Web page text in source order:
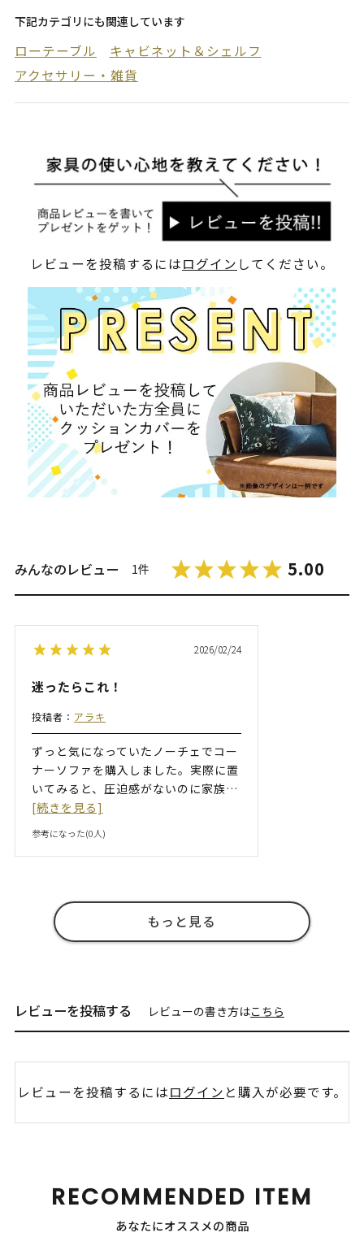
下記カテゴリにも関連しています
ローテーブル
キャビネット＆シェルフ
アクセサリー・雑貨
レビューを投稿するにはログイン してください。
みんなのレビュー 1件 5.00
2026/02/24
迷ったらこれ！
投稿者： アラキ
ずっと気になっていたノーチェでコー
ナーソファを購入しました。実際に置
いてみると、圧迫感がないのに家族…
[続きを見る]
参考になった(0人)
もっと見る
レビューを投稿する レビューの書き方はこちら
レビューを投稿するにはログイン と購入が必要です。
RECOMMENDED ITEM
あなたにオススメの商品